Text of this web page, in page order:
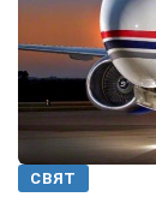
СВЯТ